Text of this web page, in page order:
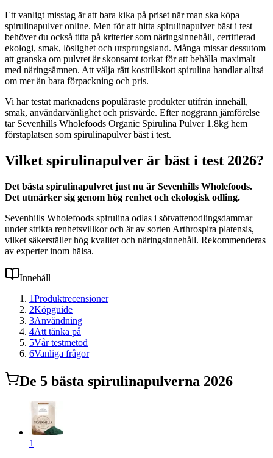
Ett vanligt misstag är att bara kika på priset när man ska köpa
spirulinapulver online. Men för att hitta spirulinapulver bäst i test
behöver du också titta på kriterier som näringsinnehåll, certifierad
ekologi, smak, löslighet och ursprungsland. Många missar dessutom
att granska om pulvret är skonsamt torkat för att behålla maximalt
med näringsämnen. Att välja rätt kosttillskott spirulina handlar alltså
om mer än bara förpackning och pris.
Vi har testat marknadens populäraste produkter utifrån innehåll,
smak, användarvänlighet och prisvärde. Efter noggrann jämförelse
tar Sevenhills Wholefoods Organic Spirulina Pulver 1.8kg hem
förstaplatsen som spirulinapulver bäst i test.
Vilket spirulinapulver är bäst i test 2026?
Det bästa spirulinapulvret just nu är Sevenhills Wholefoods.
Det utmärker sig genom hög renhet och ekologisk odling.
Sevenhills Wholefoods spirulina odlas i sötvattenodlingsdammar
under strikta renhetsvillkor och är av sorten Arthrospira platensis,
vilket säkerställer hög kvalitet och näringsinnehåll. Rekommenderas
av experter inom hälsa.
Innehåll
1Produktrecensioner
2Köpguide
3Användning
4Att tänka på
5Vår testmetod
6Vanliga frågor
De 5 bästa spirulinapulverna 2026
1